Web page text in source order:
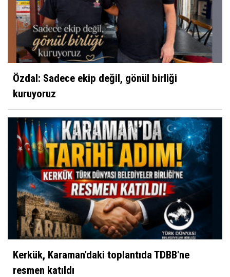
Özdal: Sadece ekip değil, gönül birliği
kuruyoruz
Kerkük, Karaman'daki toplantıda TDBB'ne
resmen katıldı